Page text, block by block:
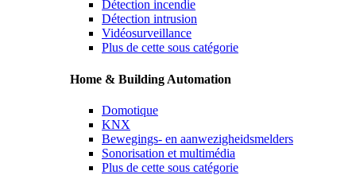
Détection incendie
Détection intrusion
Vidéosurveillance
Plus de cette sous catégorie
Home & Building Automation
Domotique
KNX
Bewegings- en aanwezigheidsmelders
Sonorisation et multimédia
Plus de cette sous catégorie